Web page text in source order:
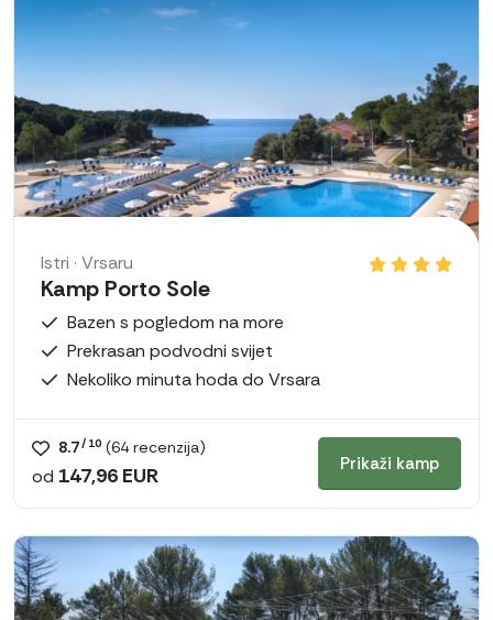
Istri · Vrsaru
Kamp Porto Sole
Bazen s pogledom na more
Prekrasan podvodni svijet
Nekoliko minuta hoda do Vrsara
8.7/ 10 (64 recenzija)
od 147,96 EUR Prikaži kamp